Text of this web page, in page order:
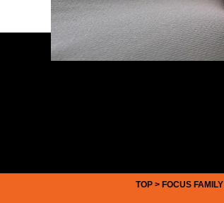
TOP FOCUS FAMILY